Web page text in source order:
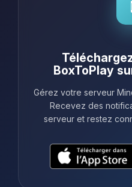
BoxToPlay
Gérez votre serveur
Recevez des
serveur et restez